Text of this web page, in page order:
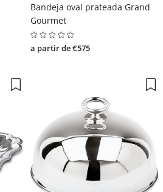
Bandeja oval prateada Grand
Gourmet
a partir de €575